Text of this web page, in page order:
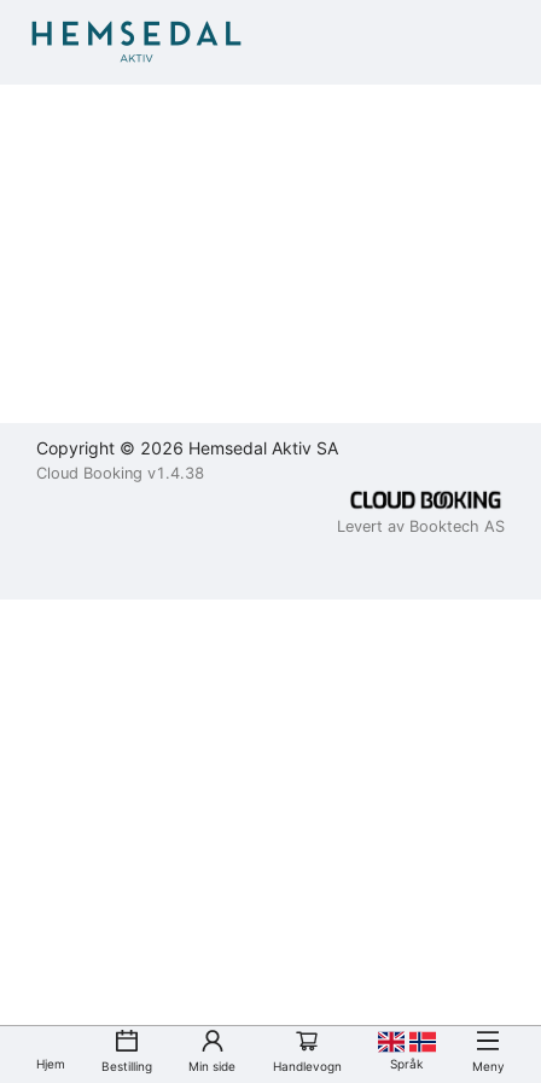
Copyright © 2026 Hemsedal Aktiv SA
Cloud Booking v1.4.38
Levert av Booktech AS
Hjem Bestilling Min side Handlevogn Språk Meny
Brukeravtale
Personvernerklæring
Kontakt